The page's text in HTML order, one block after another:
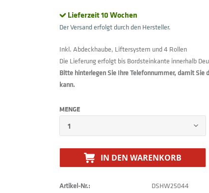
Lieferzeit 10 Wochen
Der Versand erfolgt durch den Hersteller.
Inkl. Abdeckhaube, Liftersystem und 4 Rollen
Die Lieferung erfolgt bis Bordsteinkante innerhalb
Bitte hinterlegen Sie Ihre Telefonnummer, damit Sie
kann.
MENGE
IN DEN WARENKORB
Artikel-Nr.: DSHW25044